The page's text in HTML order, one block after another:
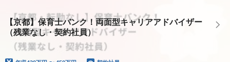
【京都】保育士バンク！両面型キャリアアドバイザー
（残業なし・契約社員）